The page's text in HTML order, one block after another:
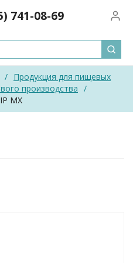
741-08-69
/ Продукция для пищевых
производства /
MX